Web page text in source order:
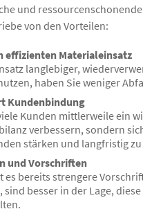
und
von den Vorteilen:
effizienten Materialeinsatz
langlebiger,
haben Sie weniger
Kundenbindung
Kunden mittlerweile ein
verbessern, sondern
stärken und langfristig
und Vorschriften
es bereits strengere
sind besser in der Lage,